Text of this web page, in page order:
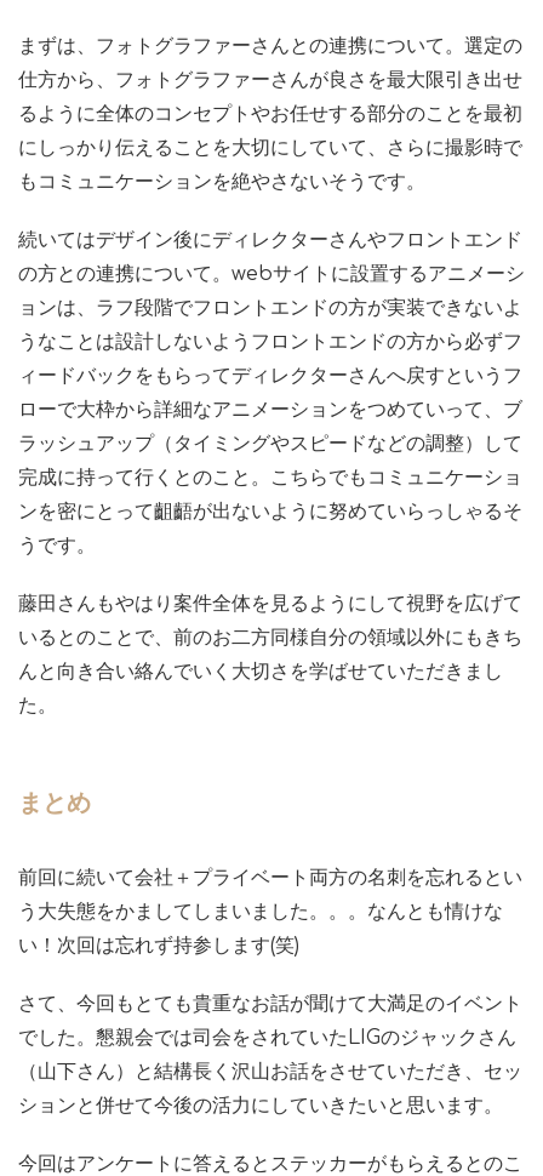
まずは、フォトグラファーさんとの連携について。選定の
仕方から、フォトグラファーさんが良さを最大限引き出せ
るように全体のコンセプトやお任せする部分のことを最初
にしっかり伝えることを大切にしていて、さらに撮影時で
もコミュニケーションを絶やさないそうです。
続いてはデザイン後にディレクターさんやフロントエンド
の方との連携について。webサイトに設置するアニメーシ
ョンは、ラフ段階でフロントエンドの方が実装できないよ
うなことは設計しないようフロントエンドの方から必ずフ
ィードバックをもらってディレクターさんへ戻すというフ
ローで大枠から詳細なアニメーションをつめていって、ブ
ラッシュアップ（タイミングやスピードなどの調整）して
完成に持って行くとのこと。こちらでもコミュニケーショ
ンを密にとって齟齬が出ないように努めていらっしゃるそ
うです。
藤田さんもやはり案件全体を見るようにして視野を広げて
いるとのことで、前のお二方同様自分の領域以外にもきち
んと向き合い絡んでいく大切さを学ばせていただきまし
た。
まとめ
前回に続いて会社＋プライベート両方の名刺を忘れるとい
う大失態をかましてしまいました。。。なんとも情けな
い！次回は忘れず持参します(笑)
さて、今回もとても貴重なお話が聞けて大満足のイベント
でした。懇親会では司会をされていたLIGのジャックさん
（山下さん）と結構長く沢山お話をさせていただき、セッ
ションと併せて今後の活力にしていきたいと思います。
今回はアンケートに答えるとステッカーがもらえるとのこ